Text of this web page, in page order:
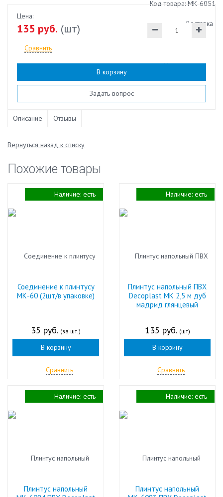
Наличие:есть
Код товара: МК-6051
Доставка
Цена:
135 руб. (шт)
Сравнить
В корзину
Задать вопрос
Описание Отзывы
Вернуться назад к списку
Похожие товары
Соединение к плинтусу
МК-60 (2шт/в упаковке)
35 руб. (за шт.)
В корзину
Сравнить
Наличие: есть
Плинтус напольный ПВХ
Decoplast МК 2,5 м дуб
мадрид глянцевый
135 руб. (шт)
В корзину
Сравнить
Наличие: есть
Плинтус напольный
Наличие: есть
Плинтус напольный
Наличие: есть